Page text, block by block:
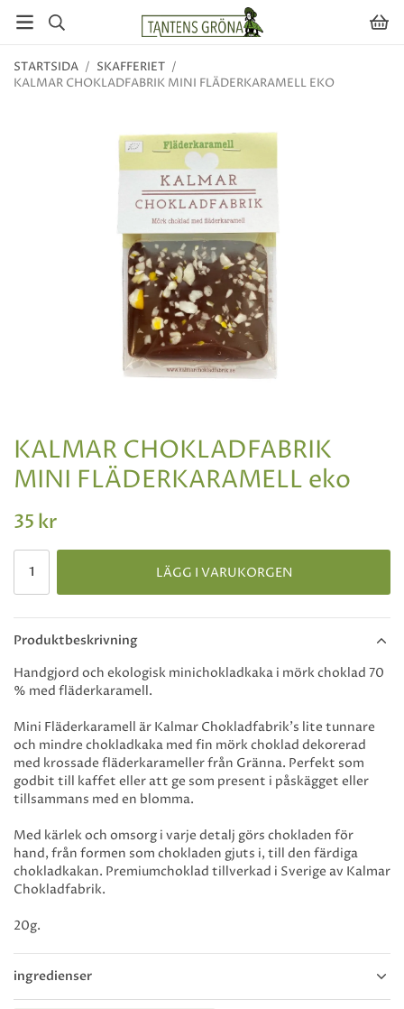
STARTSIDA / SKAFFERIET /
KALMAR CHOKLADFABRIK MINI FLÄDERKARAMELL EKO
KALMAR CHOKLADFABRIK
MINI FLÄDERKARAMELL eko
35 kr
LÄGG I VARUKORGEN
Produktbeskrivning
ingredienser
Handgjord och ekologisk minichokladkaka i mörk choklad 70
% med fläderkaramell.
Mini Fläderkaramell är Kalmar Chokladfabrik's lite tunnare
och mindre chokladkaka med fin mörk choklad dekorerad
med krossade fläderkarameller från Gränna. Perfekt som
godbit till kaffet eller att ge som present i påskägget eller
tillsammans med en blomma.
Med kärlek och omsorg i varje detalj görs chokladen för
hand, från formen som chokladen gjuts i, till den färdiga
chokladkakan. Premiumchoklad tillverkad i Sverige av Kalmar
Chokladfabrik.
20g.